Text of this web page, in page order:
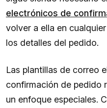
electrónicos de
volver a ella en
los detalles del pedido.
Las plantillas de correo
confirmación de pedido
un enfoque especiales.